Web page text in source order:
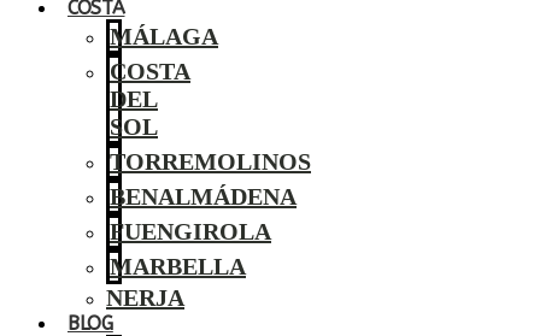
COSTA
MÁLAGA
COSTA
DEL
SOL
TORREMOLINOS
BENALMÁDENA
FUENGIROLA
MARBELLA
NERJA
BLOG